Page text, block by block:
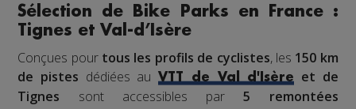
Sélection de Bike Parks en France :
Tignes et Val-d’Isère
Conçues pour tous les profils de cyclistes, les 150 km
de pistes dédiées auVTT de Val d'Isère
et de
Tignes sont accessibles par5 remontées